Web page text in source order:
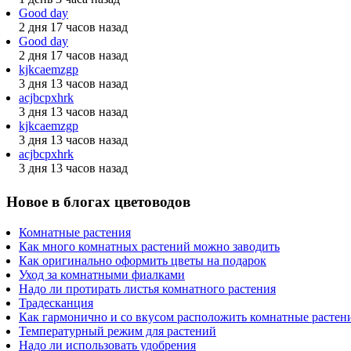
Good day
2 дня 17 часов назад
Good day
2 дня 17 часов назад
kjkcaemzgp
3 дня 13 часов назад
acjbcpxhrk
3 дня 13 часов назад
kjkcaemzgp
3 дня 13 часов назад
acjbcpxhrk
3 дня 13 часов назад
Новое в блогах цветоводов
Комнатные растения
Как много комнатных растений можно заводить
Как оригинально оформить цветы на подарок
Уход за комнатными фиалками
Надо ли протирать листья комнатного растения
Традесканция
Как гармонично и со вкусом расположить комнатные
Температурный режим для растений
Надо ли использовать удобрения